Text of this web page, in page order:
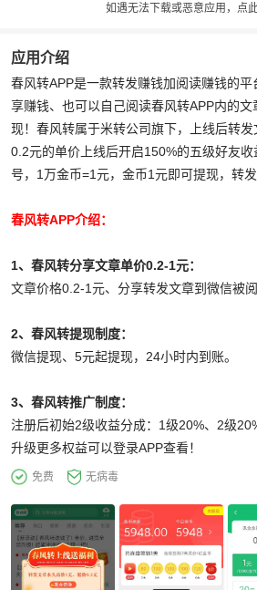
如遇无法下载或恶意应用，点
应用介绍
春风转APP是一款转发赚钱加阅读赚钱的
享赚钱、也可以自己阅读春风转APP内的
现！春风转属于米转公司旗下，上线后转
0.2元的单价上线后开启150%的五级好友
号，1万金币=1元，金币1元即可提现，转发
春风转APP介绍：
1、春风转分享文章单价0.2-1元：
文章价格0.2-1元、分享转发文章到微信被
2、春风转提现制度：
微信提现、5元起提现，24小时内到账。
3、春风转推广制度：
注册后初始2级收益分成：1级20%、2级
升级更多权益可以登录APP查看！
免费 无病毒